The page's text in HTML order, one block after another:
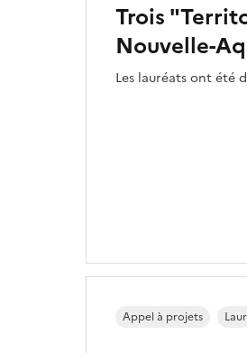
Trois
Nouvelle-
Les lauréats ont été
Appel à projets